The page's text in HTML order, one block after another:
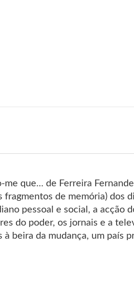
que... de Ferreira
de memória) dos
pessoal e social, a acção
do poder, os jornais e a
beira da mudança, um país